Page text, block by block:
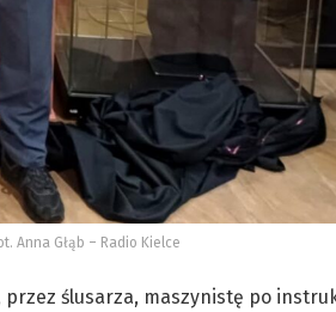
Anna Głąb – Radio Kielce
ślusarza, maszynistę po